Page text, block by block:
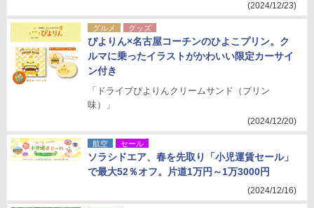
(2024/12/23)
グルメ グッズ
ぴよりん×名古屋コーチンのひよこプリン。ク
ルマに乗ったイラストがかわいい限定カーサイ
ン付き
「ドライブぴよりんクリームサンド（プリン
味）」
(2024/12/20)
航空 セール
ソラシドエア、春を先取り「小児運賃セール」
で最大52％オフ。片道1万円～1万3000円
(2024/12/16)